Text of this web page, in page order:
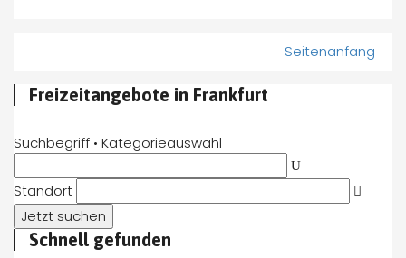
Seitenanfang
Freizeitangebote in Frankfurt
Suchbegriff • Kategorieauswahl
Standort
Schnell gefunden